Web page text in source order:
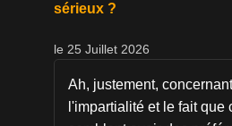
sérieux ?
le 25 Juillet 2026
Ah, justement,
l'impartialité et le fait que